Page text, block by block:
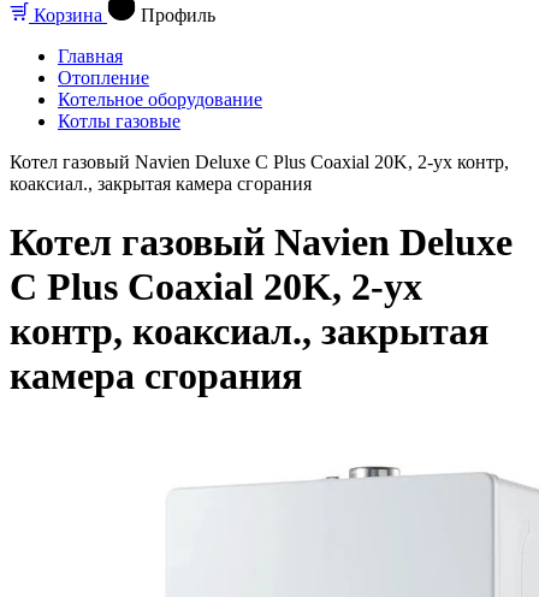
Корзина
Профиль
Главная
Отопление
Котельное оборудование
Котлы газовые
Котел газовый Navien Deluxe C Plus Coaxial 20K, 2-ух контр,
коаксиал., закрытая камера сгорания
Котел газовый Navien Deluxe
C Plus Coaxial 20K, 2-ух
контр, коаксиал., закрытая
камера сгорания